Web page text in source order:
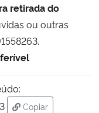
retirada do
ou outras
Copiar